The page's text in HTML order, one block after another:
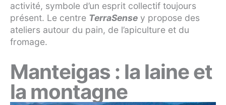
activité, symbole d’un esprit collectif toujours
présent. Le centre TerraSense y propose des
ateliers autour du pain, de l’apiculture et du
fromage.
Manteigas : la laine et
la montagne